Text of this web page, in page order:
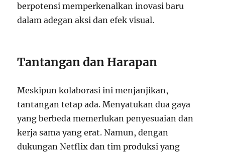
berpotensi memperkenalkan inovasi baru
dalam adegan aksi dan efek visual.
Tantangan dan Harapan
Meskipun kolaborasi ini menjanjikan,
tantangan tetap ada. Menyatukan dua gaya
yang berbeda memerlukan penyesuaian dan
kerja sama yang erat. Namun, dengan
dukungan Netflix dan tim produksi yang